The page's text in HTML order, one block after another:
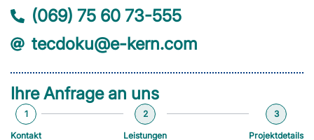
(069) 75 60 73-555
tecdoku@e-kern.com
Ihre Anfrage an uns
1
Kontakt
2
Leistungen
3
Projektdetails